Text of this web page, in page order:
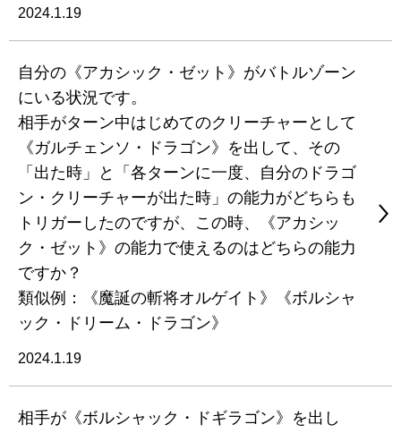
2024.1.19
自分の《アカシック・ゼット》がバトルゾーン
にいる状況です。
相手がターン中はじめてのクリーチャーとして
《ガルチェンソ・ドラゴン》を出して、その
「出た時」と「各ターンに一度、自分のドラゴ
ン・クリーチャーが出た時」の能力がどちらも
トリガーしたのですが、この時、《アカシッ
ク・ゼット》の能力で使えるのはどちらの能力
ですか？
類似例：《魔誕の斬将オルゲイト》《ボルシャ
ック・ドリーム・ドラゴン》
2024.1.19
相手が《ボルシャック・ドギラゴン》を出し